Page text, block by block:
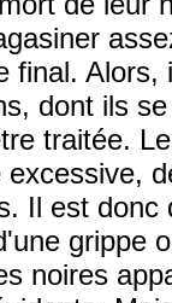
final.
dont ils
traitée.
Il est donc
grippe
noires